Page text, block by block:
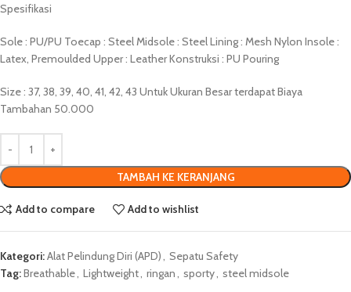
Spesifikasi
Sole : PU/PU Toecap : Steel Midsole : Steel Lining : Mesh Nylon Insole :
Latex, Premoulded Upper : Leather Konstruksi : PU Pouring
Size : 37, 38, 39, 40, 41, 42, 43 Untuk Ukuran Besar terdapat Biaya
Tambahan 50.000
TAMBAH KE KERANJANG
Add to compare Add to wishlist
Kategori:Alat Pelindung Diri (APD)
Sepatu Safety
Tag:Breathable Lightweight ringan sporty steel midsole